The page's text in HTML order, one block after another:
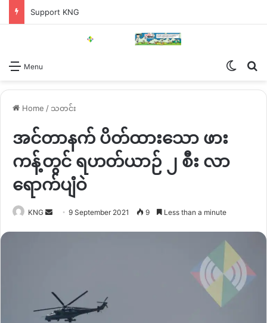
Support KNG
Menu
Home / သတင်း
အင်တာနက် ပိတ်ထားသော ဖား
ကန့်တွင် ရဟတ်ယာဉ် ၂ စီး လာ
ရောက်ပျံဝဲ
KNG
Send9 September 2021 9 Less than a minute